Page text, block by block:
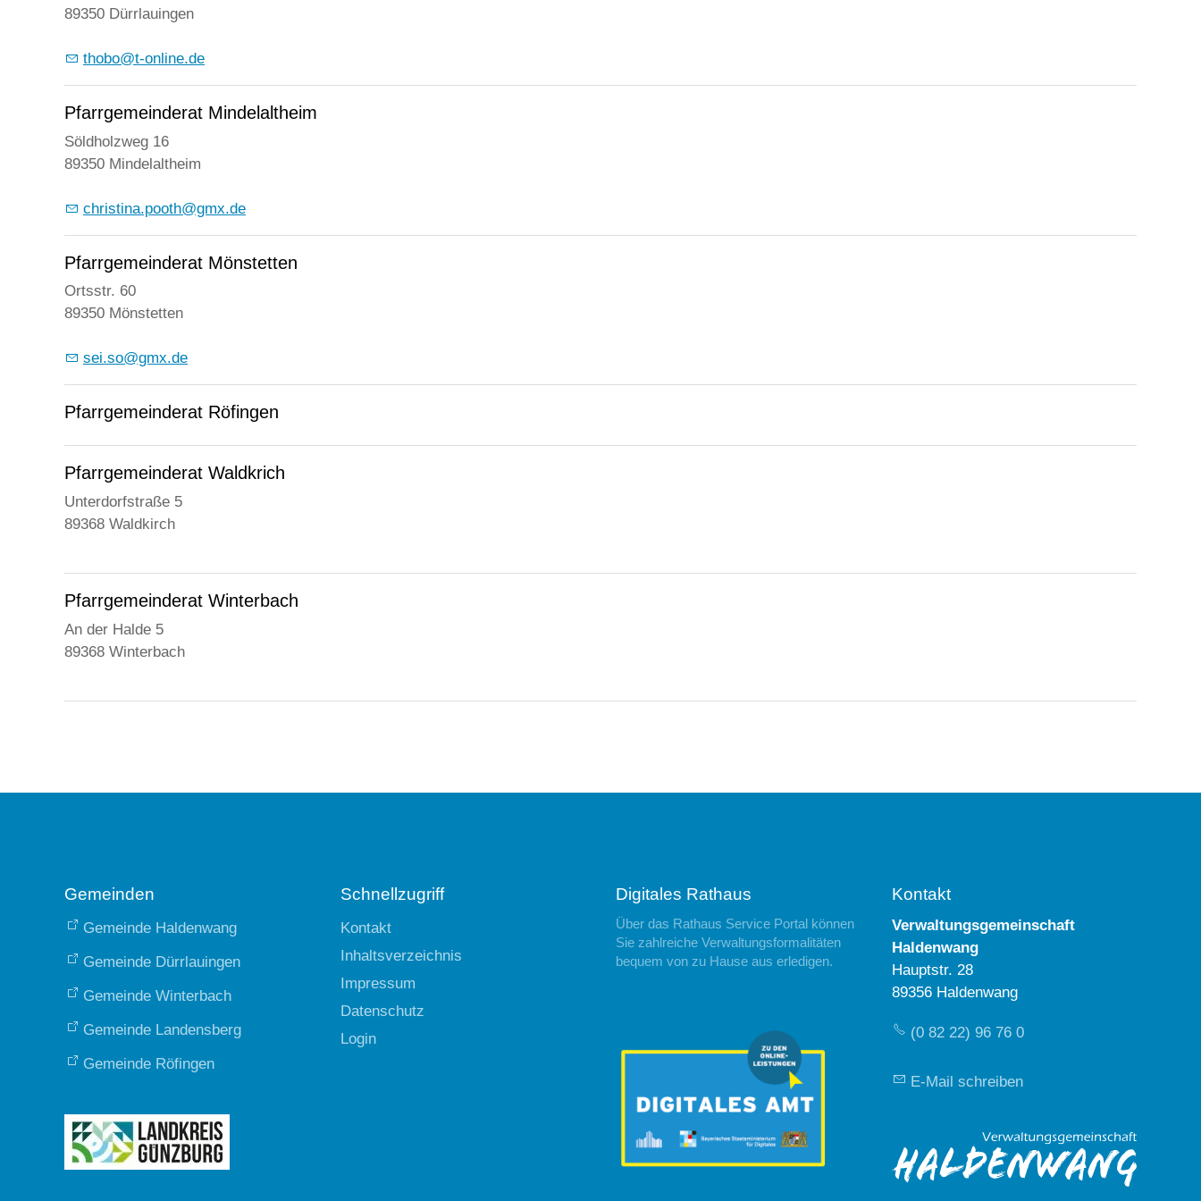
89350 Dürrlauingen
thobo@t-online.de
Pfarrgemeinderat Mindelaltheim
Söldholzweg 16
89350 Mindelaltheim
christina.pooth@gmx.de
Pfarrgemeinderat Mönstetten
Ortsstr. 60
89350 Mönstetten
sei.so@gmx.de
Pfarrgemeinderat Röfingen
Pfarrgemeinderat Waldkrich
Unterdorfstraße 5
89368 Waldkirch
Pfarrgemeinderat Winterbach
An der Halde 5
89368 Winterbach
Gemeinden
Gemeinde Haldenwang
Gemeinde Dürrlauingen
Gemeinde Winterbach
Gemeinde Landensberg
Gemeinde Röfingen
Schnellzugriff
Kontakt
Inhaltsverzeichnis
Impressum
Datenschutz
Login
Digitales Rathaus
Über das Rathaus Service Portal können
Sie zahlreiche Verwaltungsformalitäten
bequem von zu Hause aus erledigen.
Kontakt
Verwaltungsgemeinschaft
Haldenwang
Hauptstr. 28
89356 Haldenwang
(0 82 22) 96 76 0
E-Mail schreiben